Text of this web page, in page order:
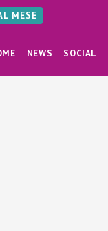
MESE
NEWS SOCIAL